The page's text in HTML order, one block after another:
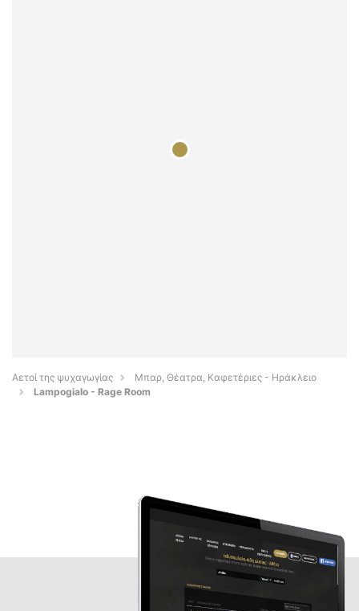
Αετοί της ψυχαγωγίας
Μπαρ, Θέατρα, Καφετέριες - Ηράκλειο
Lampogialo - Rage Room